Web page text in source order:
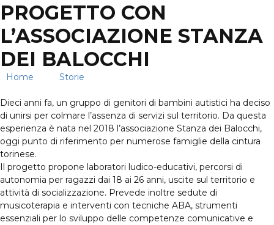
PROGETTO CON
L’ASSOCIAZIONE STANZA
DEI BALOCCHI
Home Storie
Dieci anni fa, un gruppo di genitori di bambini autistici ha deciso
di unirsi per colmare l’assenza di servizi sul territorio. Da questa
esperienza è nata nel 2018 l’associazione Stanza dei Balocchi,
oggi punto di riferimento per numerose famiglie della cintura
torinese.
Il progetto propone laboratori ludico-educativi, percorsi di
autonomia per ragazzi dai 18 ai 26 anni, uscite sul territorio e
attività di socializzazione. Prevede inoltre sedute di
musicoterapia e interventi con tecniche ABA, strumenti
essenziali per lo sviluppo delle competenze comunicative e